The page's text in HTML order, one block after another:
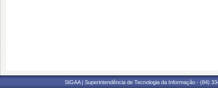
SIGAA | Superintendência de Tecnologia da Informação - (84)